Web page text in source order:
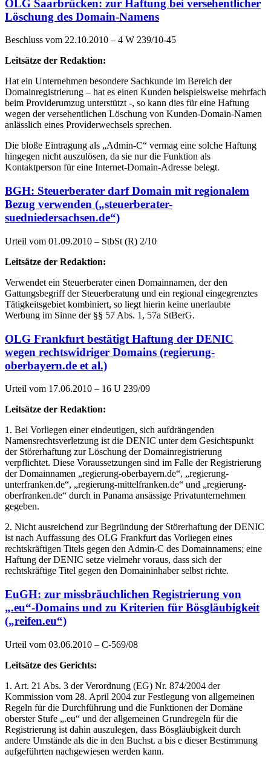
OLG Saarbrücken: zur Haftung bei versehentlicher
Löschung des Domain-Namens
Beschluss vom 22.10.2010 – 4 W 239/10-45
Leitsätze der Redaktion:
Hat ein Unternehmen besondere Sachkunde im Bereich der
Domainregistrierung – hat es einen Kunden beispielsweise mehrfach
beim Providerumzug unterstützt -, so kann dies für eine Haftung
wegen der versehentlichen Löschung von Kunden-Domain-Namen
anlässlich eines Providerwechsels sprechen.
Die bloße Eintragung als „Admin-C“ vermag eine solche Haftung
hingegen nicht auszulösen, da sie nur die Funktion als
Kontaktperson für eine Internet-Domain-Adresse belegt.
BGH: Steuerberater darf Domain mit regionalem
Bezug verwenden („steuerberater-
suedniedersachsen.de“)
Urteil vom 01.09.2010 – StbSt (R) 2/10
Leitsätze der Redaktion:
Verwendet ein Steuerberater einen Domainnamen, der den
Gattungsbegriff der Steuerberatung und ein regional eingegrenztes
Tätigkeitsgebiet kombiniert, so liegt hierin keine unerlaubte
Werbung im Sinne der §§ 57 Abs. 1, 57a StBerG.
OLG Frankfurt bestätigt Haftung der DENIC
wegen rechtswidriger Domains (regierung-
oberbayern.de et al.)
Urteil vom 17.06.2010 – 16 U 239/09
Leitsätze der Redaktion:
1. Bei Vorliegen einer eindeutigen, sich aufdrängenden
Namensrechtsverletzung ist die DENIC unter dem Gesichtspunkt
der Störerhaftung zur Löschung der Domainregistrierung
verpflichtet. Diese Voraussetzungen sind im Falle der Registrierung
der Domainnamen „regierung-oberbayern.de“, „regierung-
unterfranken.de“, „regierung-mittelfranken.de“ und „regierung-
oberfranken.de“ durch in Panama ansässige Privatunternehmen
gegeben.
2. Nicht ausreichend zur Begründung der Störerhaftung der DENIC
ist nach Auffassung des OLG Frankfurt das Vorliegen eines
rechtskräftigen Titels gegen den Admin-C des Domainnamens; eine
Haftung der DENIC setze vielmehr voraus, dass sich der
rechtskräftige Titel gegen den Domaininhaber selbst richte.
EuGH: zur missbräuchlichen Registrierung von
„.eu“-Domains und zu Kriterien für Bösgläubigkeit
(„reifen.eu“)
Urteil vom 03.06.2010 – C-569/08
Leitsätze des Gerichts:
1. Art. 21 Abs. 3 der Verordnung (EG) Nr. 874/2004 der
Kommission vom 28. April 2004 zur Festlegung von allgemeinen
Regeln für die Durchführung und die Funktionen der Domäne
oberster Stufe „.eu“ und der allgemeinen Grundregeln für die
Registrierung ist dahin auszulegen, dass Bösgläubigkeit durch
andere Umstände als die in den Buchst. a bis e dieser Bestimmung
aufgeführten nachgewiesen werden kann.